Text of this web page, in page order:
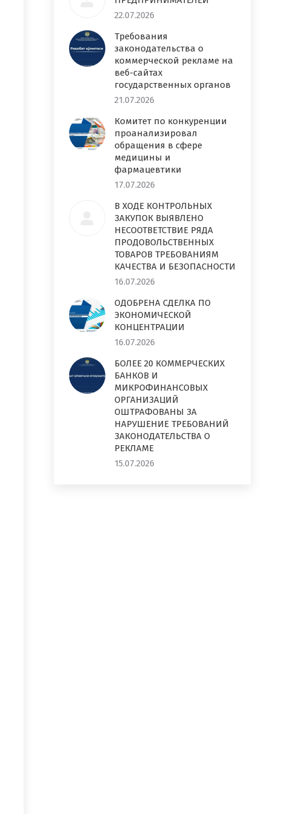
22.07.2026
Требования
законодательства о
коммерческой рекламе на
веб-сайтах
государственных органов
21.07.2026
Комитет по конкуренции
проанализировал
обращения в сфере
медицины и
фармацевтики
17.07.2026
В ХОДЕ КОНТРОЛЬНЫХ
ЗАКУПОК ВЫЯВЛЕНО
НЕСООТВЕТСТВИЕ РЯДА
ПРОДОВОЛЬСТВЕННЫХ
ТОВАРОВ ТРЕБОВАНИЯМ
КАЧЕСТВА И БЕЗОПАСНОСТИ
16.07.2026
ОДОБРЕНА СДЕЛКА ПО
ЭКОНОМИЧЕСКОЙ
КОНЦЕНТРАЦИИ
16.07.2026
БОЛЕЕ 20 КОММЕРЧЕСКИХ
БАНКОВ И
МИКРОФИНАНСОВЫХ
ОРГАНИЗАЦИЙ
ОШТРАФОВАНЫ ЗА
НАРУШЕНИЕ ТРЕБОВАНИЙ
ЗАКОНОДАТЕЛЬСТВА О
РЕКЛАМЕ
15.07.2026